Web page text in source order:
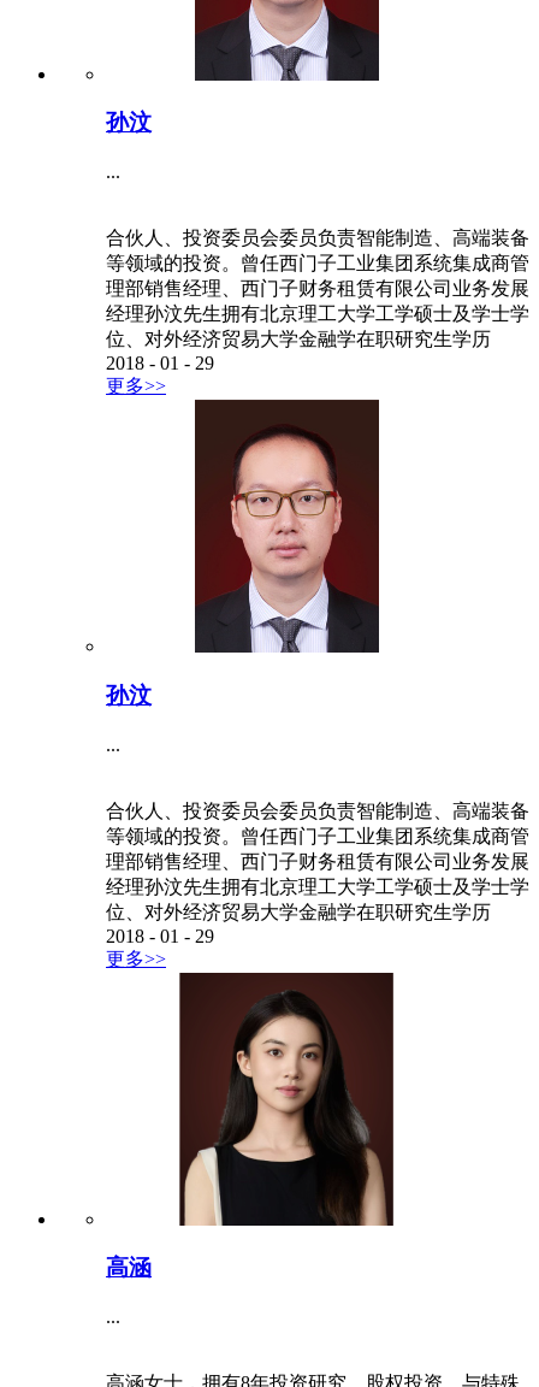
孙汶
...
合伙人、投资委员会委员负责智能制造、高端装备
等领域的投资。曾任西门子工业集团系统集成商管
理部销售经理、西门子财务租赁有限公司业务发展
经理孙汶先生拥有北京理工大学工学硕士及学士学
位、对外经济贸易大学金融学在职研究生学历
2018 - 01 - 29
更多>>
孙汶
...
合伙人、投资委员会委员负责智能制造、高端装备
等领域的投资。曾任西门子工业集团系统集成商管
理部销售经理、西门子财务租赁有限公司业务发展
经理孙汶先生拥有北京理工大学工学硕士及学士学
位、对外经济贸易大学金融学在职研究生学历
2018 - 01 - 29
更多>>
高涵
...
高涵女士，拥有8年投资研究、股权投资、与特殊